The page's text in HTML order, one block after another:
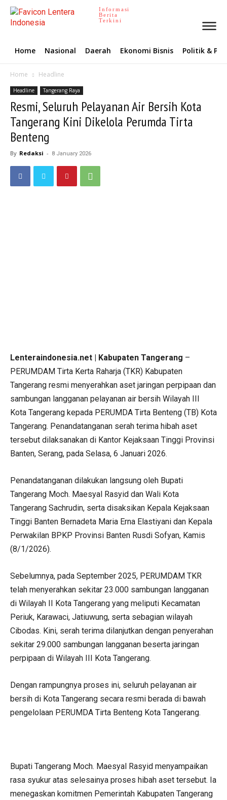
Informasi
Berita
Terkini
Home Nasional Daerah Ekonomi Bisnis Politik &
Home Headline
Headline Tangerang Raya
Resmi, Seluruh Pelayanan Air Bersih Kota
Tangerang Kini Dikelola Perumda Tirta
Benteng
By Redaksi - 8 January 2026
Lenteraindonesia.net | Kabupaten Tangerang –
PERUMDAM Tirta Kerta Raharja (TKR) Kabupaten
Tangerang resmi menyerahkan aset jaringan perpipaan dan
sambungan langganan pelayanan air bersih Wilayah III
Kota Tangerang kepada PERUMDA Tirta Benteng (TB) Kota
Tangerang. Penandatanganan serah terima hibah aset
tersebut dilaksanakan di Kantor Kejaksaan Tinggi Provinsi
Banten, Serang, pada Selasa, 6 Januari 2026.
Penandatanganan dilakukan langsung oleh Bupati
Tangerang Moch. Maesyal Rasyid dan Wali Kota
Tangerang Sachrudin, serta disaksikan Kepala Kejaksaan
Tinggi Banten Bernadeta Maria Erna Elastiyani dan Kepala
Perwakilan BPKP Provinsi Banten Rusdi Sofyan, Kamis
(8/1/2026).
Sebelumnya, pada September 2025, PERUMDAM TKR
telah menyerahkan sekitar 23.000 sambungan langganan
di Wilayah II Kota Tangerang yang meliputi Kecamatan
Periuk, Karawaci, Jatiuwung, serta sebagian wilayah
Cibodas. Kini, serah terima dilanjutkan dengan penyerahan
sekitar 29.000 sambungan langganan beserta jaringan
perpipaan di Wilayah III Kota Tangerang.
Dengan rampungnya proses ini, seluruh pelayanan air
bersih di Kota Tangerang secara resmi berada di bawah
pengelolaan PERUMDA Tirta Benteng Kota Tangerang.
Bupati Tangerang Moch. Maesyal Rasyid menyampaikan
rasa syukur atas selesainya proses hibah aset tersebut. Ia
menegaskan komitmen Pemerintah Kabupaten Tangerang